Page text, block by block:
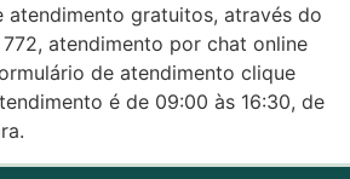
atendimento gratuitos, através do
atendimento por chat online
de atendimento clique
é de 09:00 às 16:30, de